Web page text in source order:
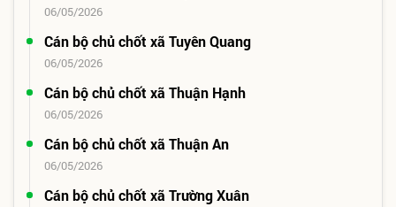
06/05/2026
Cán bộ chủ chốt xã Tuyên Quang
06/05/2026
Cán bộ chủ chốt xã Thuận Hạnh
06/05/2026
Cán bộ chủ chốt xã Thuận An
06/05/2026
Cán bộ chủ chốt xã Trường Xuân